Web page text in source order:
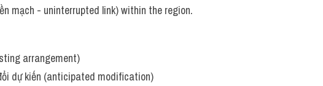
mạch - uninterrupted link) within the region.
arrangement)
dự kiến (anticipated modification)